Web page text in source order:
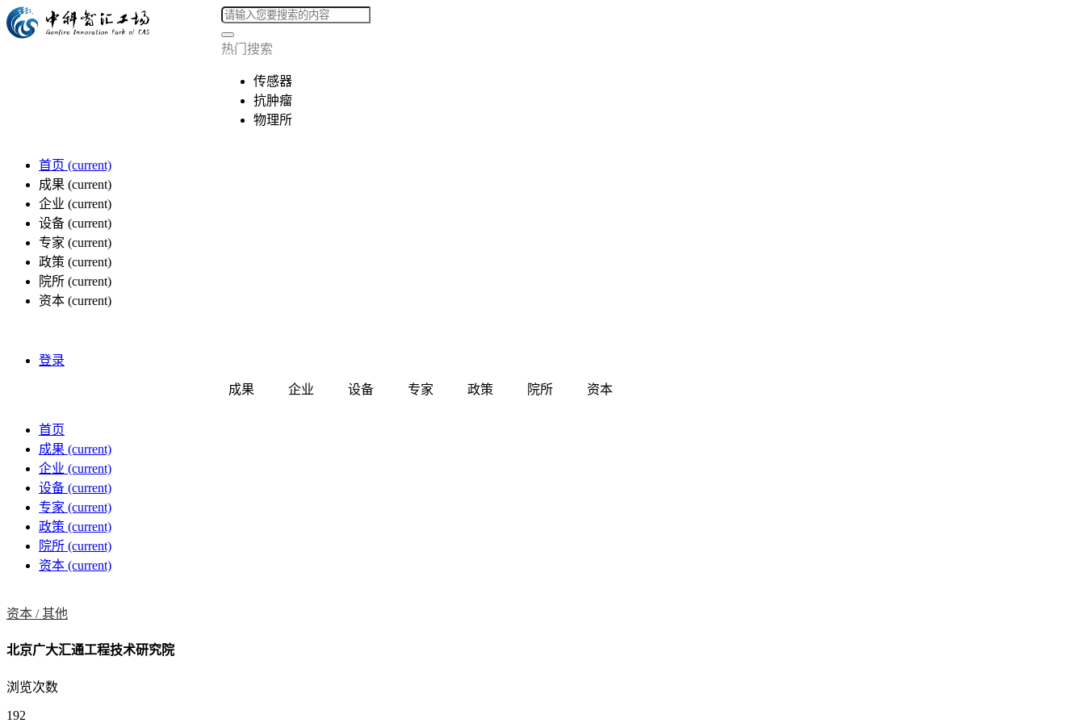
热门搜索
传感器
抗肿瘤
物理所
首页 (current)
成果 (current)
企业 (current)
设备 (current)
专家 (current)
政策 (current)
院所 (current)
资本 (current)
登录
成果 企业 设备 专家 政策 院所 资本
首页
成果 (current)
企业 (current)
设备 (current)
专家 (current)
政策 (current)
院所 (current)
资本 (current)
资本 /其他
北京广大汇通工程技术研究院
浏览次数
192